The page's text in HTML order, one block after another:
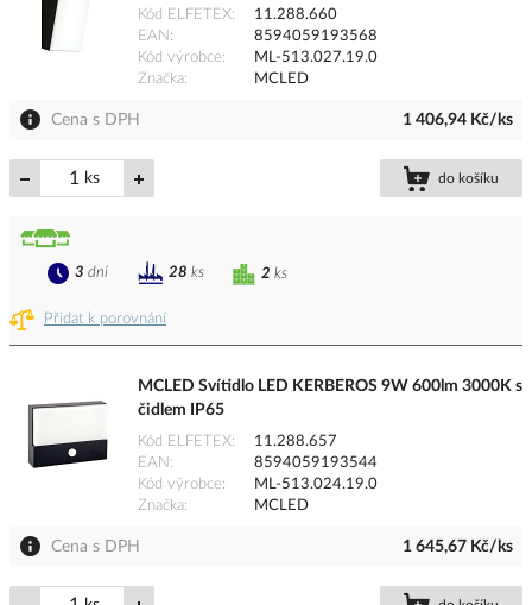
Kód ELFETEX
11.288.660
EAN
8594059193568
Kód výrobce
ML-513.027.19.0
Značka
MCLED
Cena s DPH 1 406,94 Kč/ks
ks do košíku
Přidat k porovnání
2 ks
3 dní 28 ks
MCLED Svítidlo LED KERBEROS 9W 600lm 3000K s
čidlem IP65
Kód ELFETEX
11.288.657
EAN
8594059193544
Kód výrobce
ML-513.024.19.0
Značka
MCLED
Cena s DPH 1 645,67 Kč/ks